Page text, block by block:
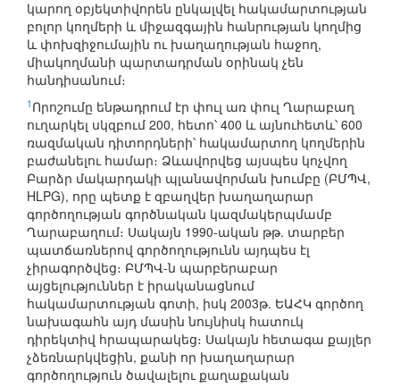
կարող օբյեկտիվորեն ընկալվել հակամարտության
բոլոր կողմերի և միջազգային հանրության կողմից
և փոխզիջումային ու խաղաղության հաջող,
միակողմանի պարտադրման օրինակ չեն
հանդիսանում։
1 Որոշումը ենթադրում էր փուլ առ փուլ Ղարաբաղ
ուղարկել սկզբում 200, հետո՝ 400 և այնուհետև՝ 600
ռազմական դիտորդների՝ հակամարտող կողմերին
բաժանելու համար։ Ձևավորվեց այսպես կոչվող
Բարձր մակարդակի պլանավորման խումբը (ԲՄՊՎ,
HLPG), որը պետք է զբաղվեր խաղաղարար
գործողության գործնական կազմակերպմամբ
Ղարաբաղում։ Սակայն 1990-ական թթ. տարբեր
պատճառներով գործողությունն այդպես էլ
չիրագործվեց։ ԲՄՊՎ-ն պարբերաբար
այցելություններ է իրականացնում
հակամարտության գոտի, իսկ 2003թ. ԵԱՀԿ գործող
նախագահն այդ մասին նույնիսկ հատուկ
դիրեկտիվ հրապարակեց։ Սակայն հետագա քայլեր
չձեռնարկվեցին, քանի որ խաղաղարար
գործողություն ծավալելու քաղաքական